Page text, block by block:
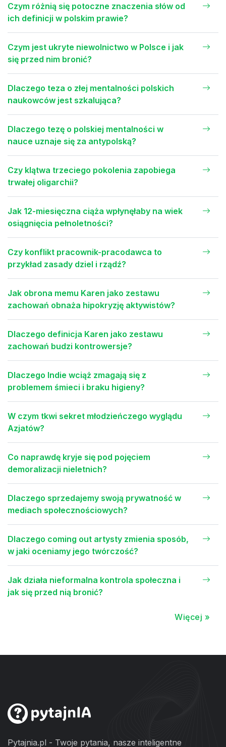
Czym różnią się potoczne znaczenia słów od
ich definicji w polskim prawie?
Czym jest ukryte niewolnictwo w Polsce i jak
się przed nim bronić?
Dlaczego teza o złej mentalności polskich
naukowców jest szkalująca?
Dlaczego tezę o polskiej mentalności w
nauce uznaje się za antypolską?
Czy klątwa trzeciego pokolenia zapobiega
trwałej oligarchii?
Jak 12-miesięczna ciąża wpłynęłaby na wiek
osiągnięcia pełnoletności?
Czy konflikt pracownik-pracodawca to
przykład zasady dziel i rządź?
Jak obrona memu Karen jako zestawu
zachowań obnaża hipokryzję aktywistów?
Dlaczego definicja Karen jako zestawu
zachowań budzi kontrowersje?
Dlaczego Indie wciąż zmagają się z
problemem śmieci i braku higieny?
W czym tkwi sekret młodzieńczego wyglądu
Azjatów?
Co naprawdę kryje się pod pojęciem
demoralizacji nieletnich?
Dlaczego sprzedajemy swoją prywatność w
mediach społecznościowych?
Dlaczego coming out artysty zmienia sposób,
w jaki oceniamy jego twórczość?
Jak działa nieformalna kontrola społeczna i
jak się przed nią bronić?
Więcej »
Pytajnia.pl - Twoje pytania, nasze inteligentne